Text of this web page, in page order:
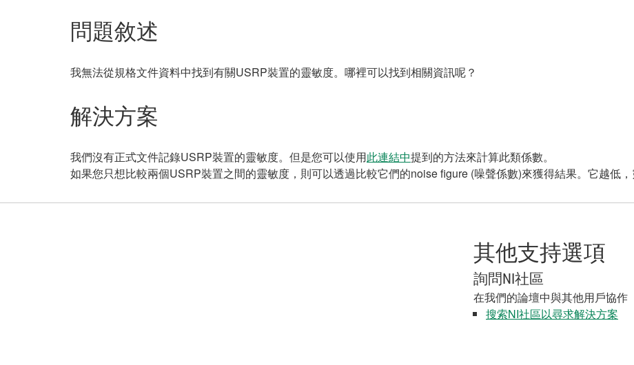
問題敘述
我無法從規格文件資料中找到有關USRP裝置的靈敏度。哪裡可以找到相關資訊呢？
解決方案
我們沒有正式文件記錄USRP裝置的靈敏度。但是您可以使用此連結中提到的方法來計算此類係數。
如果您只想比較兩個USRP裝置之間的靈敏度，則可以透過比較它們的noise figure (噪聲係數)來獲得結果。它越低，
其他支持選項
詢問NI社區
在我們的論壇中與其他用戶協作
搜索NI社區以尋求解決方案